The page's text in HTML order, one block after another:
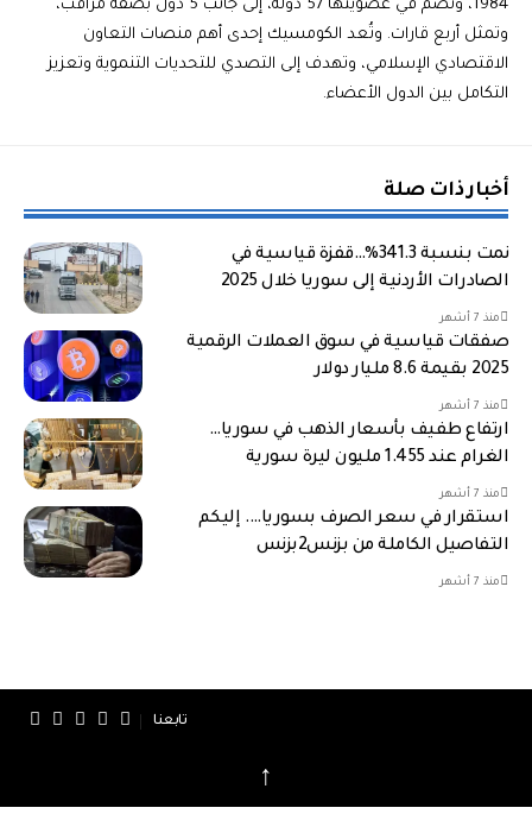
1984، وتضم في عضويتها 57 دولة، إلى جانب 5 دول بصفة مراقب،
وتمثل أربع قارات. وتُعد الكومسيك إحدى أهم منصات التعاون
الاقتصادي الإسلامي، وتهدف إلى التصدي للتحديات التنموية وتعزيز
التكامل بين الدول الأعضاء.
أخبار ذات صلة
نمت بنسبة 341.3%…قفزة قياسية في
الصادرات الأردنية إلى سوريا خلال 2025
منذ 7 أشهر
صفقات قياسية في سوق العملات الرقمية
2025 بقيمة 8.6 مليار دولار
منذ 7 أشهر
ارتفاع طفيف بأسعار الذهب في سوريا…
الغرام عند 1.455 مليون ليرة سورية
منذ 7 أشهر
استقرار في سعر الصرف بسوريا…. إليكم
التفاصيل الكاملة من بزنس2بزنس
منذ 7 أشهر
تابعنا
↑